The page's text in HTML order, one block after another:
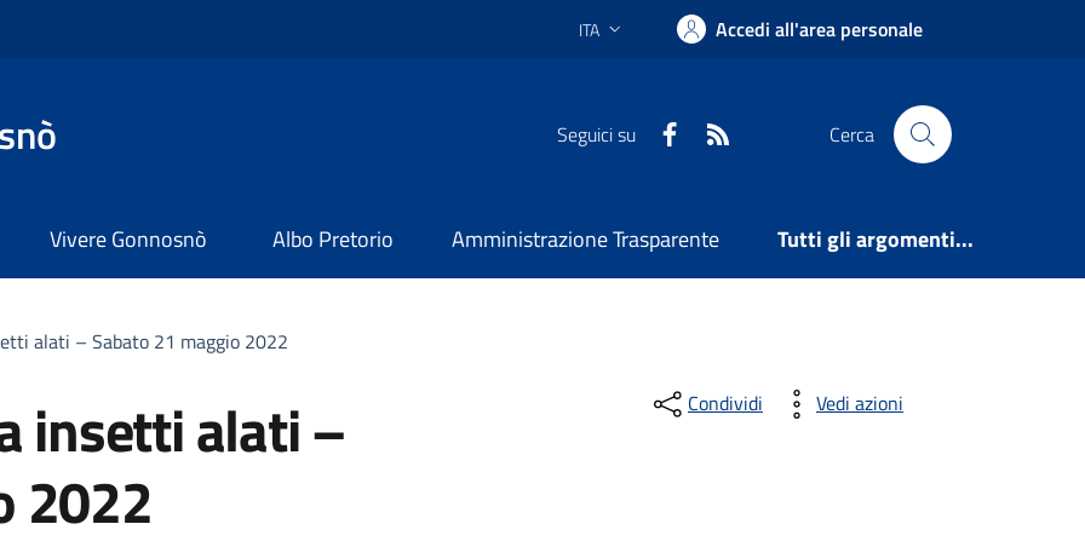
Lingua attiva:
ITA Accedi all'area personale
Seguici su Facebook Cerca
Vivere Gonnosnò Albo Pretorio Amministrazione Trasparente Tutti gli argomenti...
alati – Sabato 21 maggio 2022
insetti alati –
2022
Condividi Vedi azioni